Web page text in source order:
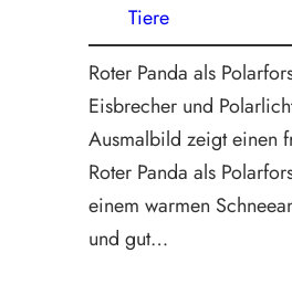
Tiere
Roter Panda als
Eisbrecher und
Ausmalbild zeigt einen
Roter Panda als
einem warmen
und gut…